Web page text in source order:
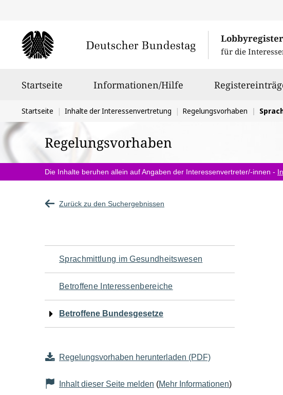
Lobbyregister
für die
Startseite Informationen/Hilfe
Sie
befinden
sich
hier:
Startseite Inhalte der Interessenvertretung Regelungsvorhaben
Regelungsvorhaben
Die Inhalte beruhen allein auf Angaben der Interessenvertreter/-innen -
Zurück zu den Suchergebnissen
Navigation
für
den
Seiteninhalt
Sprachmittlung im Gesundheitswesen
Betroffene Interessenbereiche
Betroffene Bundesgesetze
Regelungsvorhaben herunterladen (PDF)
Inhalt dieser Seite melden (Mehr Informationen)